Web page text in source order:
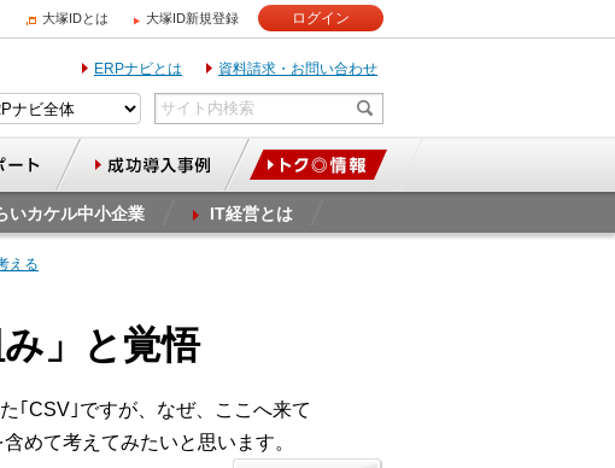
大塚IDとは 大塚ID新規登録 ログイン
ERPナビとは 資料請求・お問い合わせ
いカケル中小企業 IT経営とは
える
」と覚悟
｢CSV｣ですが、なぜ、ここへ来て
めて考えてみたいと思います。